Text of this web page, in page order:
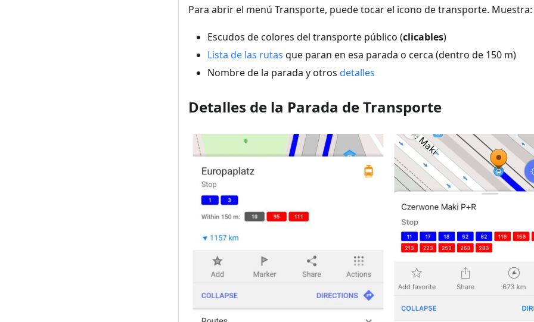
Para abrir el menú Transporte, puede tocar el icono de transporte. Muestra:
Escudos de colores del transporte público (clicables)
Lista de las rutas que paran en esa parada o cerca (dentro de 150 m)
Nombre de la parada y otros detalles
Detalles de la Parada de Transporte